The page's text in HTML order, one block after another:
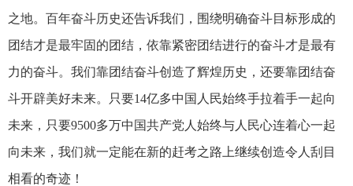
之地。百年奋斗历史还告诉我们，围绕明确奋斗目标形成的
团结才是最牢固的团结，依靠紧密团结进行的奋斗才是最有
力的奋斗。我们靠团结奋斗创造了辉煌历史，还要靠团结奋
斗开辟美好未来。只要14亿多中国人民始终手拉着手一起向
未来，只要9500多万中国共产党人始终与人民心连着心一起
向未来，我们就一定能在新的赶考之路上继续创造令人刮目
相看的奇迹！